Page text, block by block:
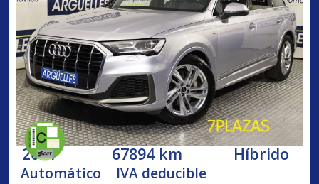
2021 67894 km Híbrido
Automático IVA deducible